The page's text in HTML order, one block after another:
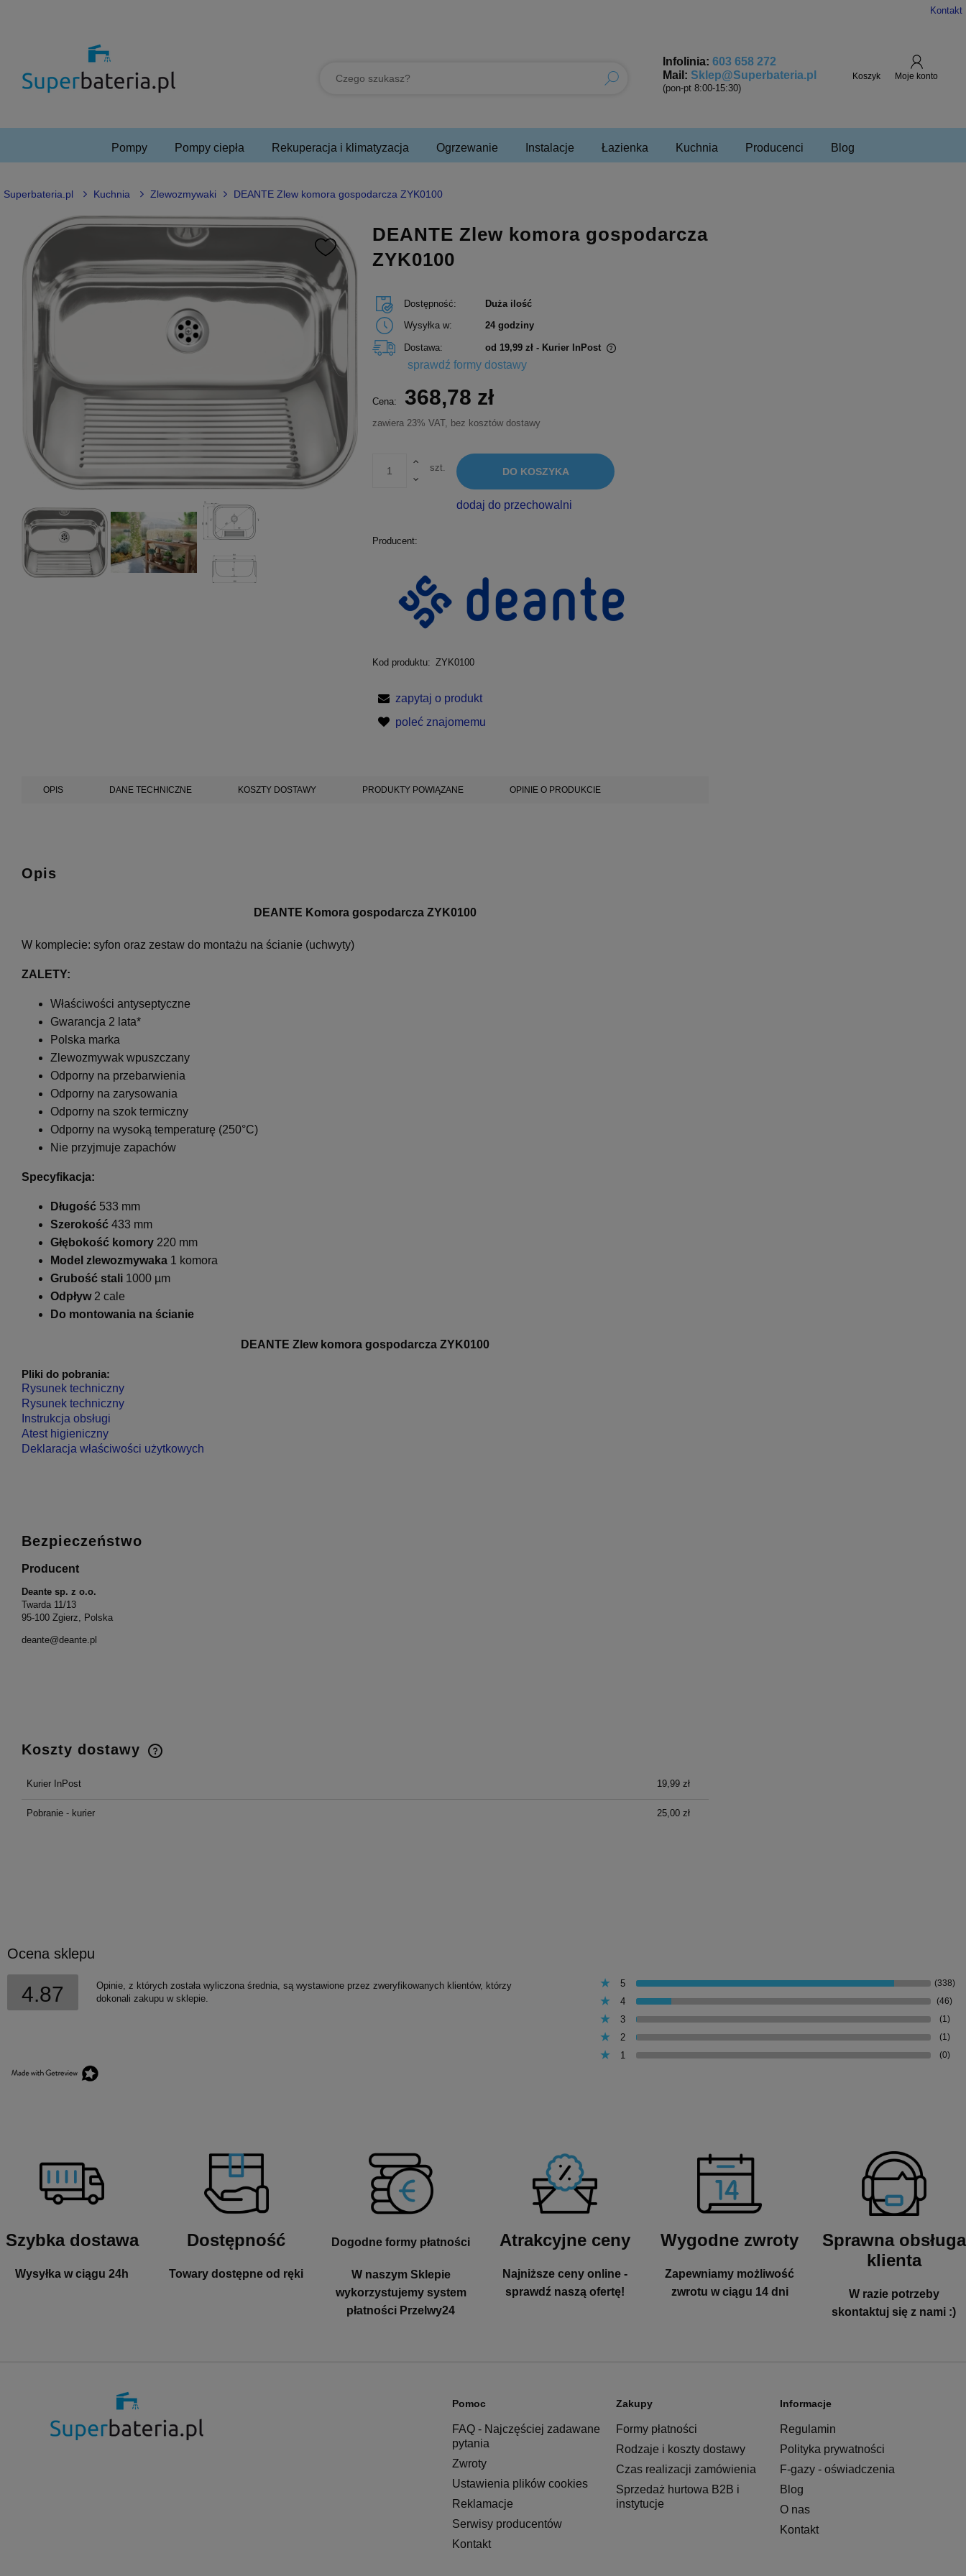
Kontakt
Infolinia: 603 658 272
Mail: Sklep@Superbateria.pl
(pon-pt 8:00-15:30)
Pompy Pompy ciepła Rekuperacja i klimatyzacja Ogrzewanie Instalacje Łazienka Kuchnia Producenci Blog
Superbateria.pl Kuchnia Zlewozmywaki DEANTE Zlew komora gospodarcza ZYK0100
DEANTE Zlew komora gospodarcza
ZYK0100
Dostępność:
Duża ilość
Wysyłka w:
24 godziny
Dostawa: od 19,99 zł - Kurier InPost
płatności
sprawdź formy dostawy
Cena: 368,78 zł
zawiera 23% VAT, bez kosztów dostawy
szt. DO KOSZYKA
dodaj do przechowalni
Producent:
Kod produktu: ZYK0100
zapytaj o produkt
poleć znajomemu
OPIS DANE TECHNICZNE KOSZTY DOSTAWY PRODUKTY POWIĄZANE OPINIE O PRODUKCIE
Opis
DEANTE Komora gospodarcza ZYK0100
W komplecie: syfon oraz zestaw do montażu na ścianie (uchwyty)
ZALETY:
Właściwości antyseptyczne
Gwarancja 2 lata*
Polska marka
Zlewozmywak wpuszczany
Odporny na przebarwienia
Odporny na zarysowania
Odporny na szok termiczny
Odporny na wysoką temperaturę (250°C)
Nie przyjmuje zapachów
Specyfikacja:
Długość 533 mm
Szerokość 433 mm
Głębokość komory 220 mm
Model zlewozmywaka 1 komora
Grubość stali 1000 µm
Odpływ 2 cale
Do montowania na ścianie
DEANTE Zlew komora gospodarcza ZYK0100
Pliki do pobrania:
Rysunek techniczny
Rysunek techniczny
Instrukcja obsługi
Atest higieniczny
Deklaracja właściwości użytkowych
Bezpieczeństwo
Producent
Deante sp. z o.o.
Twarda 11/13
95-100 Zgierz, Polska
deante@deante.pl
Koszty dostawy
Kurier InPost 19,99 zł
Pobranie - kurier 25,00 zł
Ocena sklepu
4.87
Opinie, z których została wyliczona średnia, są wystawione przez zweryfikowanych klientów, którzy
dokonali zakupu w sklepie.
5 (338)
4 (46)
3 (1)
2 (1)
1 (0)
Szybka dostawa
Wysyłka w ciągu 24h
Dostępność
Towary dostępne od ręki
Dogodne formy płatności
W naszym Sklepie
wykorzystujemy system
płatności Przelwy24
Atrakcyjne ceny
Najniższe ceny online -
sprawdź naszą ofertę!
Wygodne zwroty
Zapewniamy możliwość
zwrotu w ciągu 14 dni
Sprawna obsługa
klienta
W razie potrzeby
skontaktuj się z nami :)
Pomoc
FAQ - Najczęściej zadawane
pytania
Zwroty
Ustawienia plików cookies
Reklamacje
Serwisy producentów
Kontakt
Zakupy
Formy płatności
Rodzaje i koszty dostawy
Czas realizacji zamówienia
Sprzedaż hurtowa B2B i
instytucje
Informacje
Regulamin
Polityka prywatności
F-gazy - oświadczenia
Blog
O nas
Kontakt